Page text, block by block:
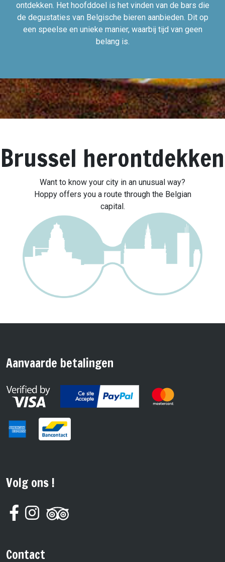
ontdekken. Het hoofddoel is het vinden van de bars die
de degustaties van Belgische bieren aanbieden. Dit op
een speelse en unieke manier, waarbij tijd van geen
belang is.
Brussel herontdekken
Want to know your city in an unusual way?
Hoppy offers you a route through the Belgian
capital.
Aanvaarde betalingen
Volg ons !
Contact